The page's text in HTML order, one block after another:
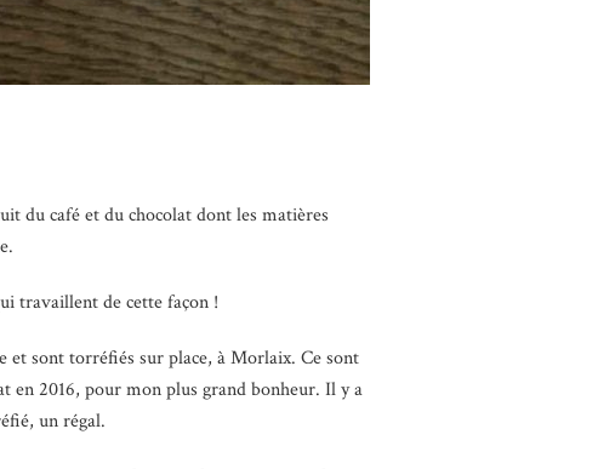
du café et du chocolat dont les matières
travaillent de cette façon !
et sont torréfiés sur place, à Morlaix. Ce sont
en 2016, pour mon plus grand bonheur. Il y a
un régal.